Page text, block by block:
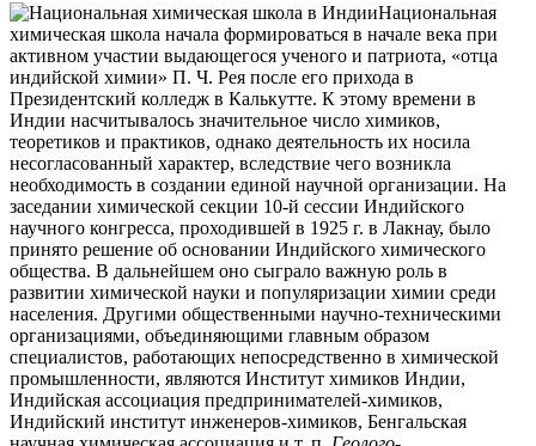
Национальная
химическая школа начала формироваться в начале века при
активном участии выдающегося ученого и патриота, «отца
индийской химии» П. Ч. Рея после его прихода в
Президентский колледж в Калькутте. К этому времени в
Индии насчитывалось значительное число химиков,
теоретиков и практиков, однако деятельность их носила
несогласованный характер, вследствие чего возникла
необходимость в создании единой научной организации. На
заседании химической секции 10-й сессии Индийского
научного конгресса, проходившей в 1925 г. в Лакнау, было
принято решение об основании Индийского химического
общества. В дальнейшем оно сыграло важную роль в
развитии химической науки и популяризации химии среди
населения. Другими общественными научно-техническими
организациями, объединяющими главным образом
специалистов, работающих непосредственно в химической
промышленности, являются Институт химиков Индии,
Индийская ассоциация предпринимателей-химиков,
Индийский институт инженеров-химиков, Бенгальская